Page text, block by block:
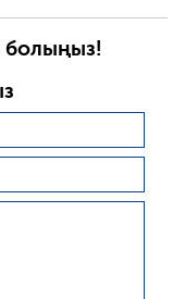
болыңыз!